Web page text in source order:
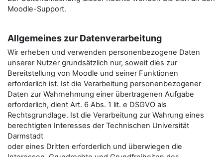
Moodle-Support.
Allgemeines zur Datenverarbeitung
Wir erheben und verwenden personenbezogene Daten
unserer Nutzer grundsätzlich nur, soweit dies zur
Bereitstellung von Moodle und seiner Funktionen
erforderlich ist. Ist die Verarbeitung personenbezogener
Daten zur Wahrnehmung einer übertragenen Aufgabe
erforderlich, dient Art. 6 Abs. 1 lit. e DSGVO als
Rechtsgrundlage. Ist die Verarbeitung zur Wahrung eines
berechtigten Interesses der Technischen Universität
Darmstadt
oder eines Dritten erforderlich und überwiegen die